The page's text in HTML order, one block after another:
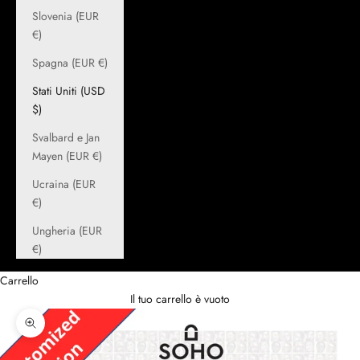
Slovenia (EUR
€)
Spagna (EUR €)
Stati Uniti (USD
$)
Svalbard e Jan
Mayen (EUR €)
Ucraina (EUR
€)
Ungheria (EUR
€)
Carrello
Il tuo carrello è vuoto
Ingrandisci immagine